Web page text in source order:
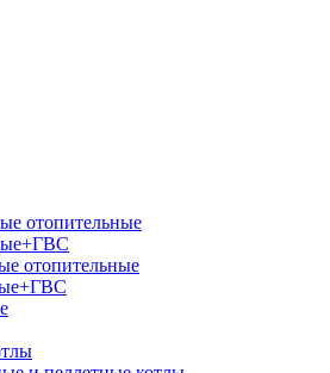
отопительные
отопительные